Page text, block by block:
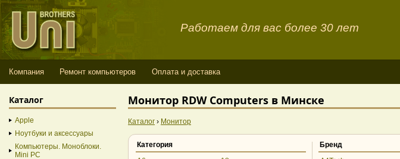
Работаем для вас более 30 лет
Компания Ремонт компьютеров Оплата и доставка
Монитор RDW Computers в Минске
Каталог › Монитор
Категория
Бренд
Каталог
Apple
Ноутбуки и аксессуары
Компьютеры. Моноблоки.
Mini PC